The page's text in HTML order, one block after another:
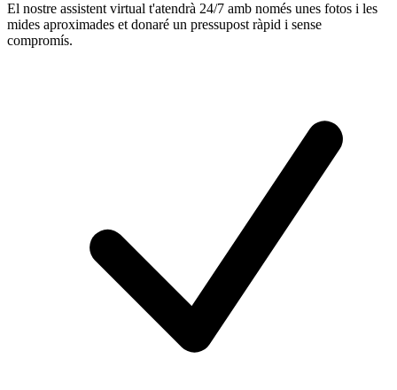
El nostre assistent virtual t'atendrà 24/7 amb només unes fotos i les
mides aproximades et donaré un pressupost ràpid i sense
compromís.